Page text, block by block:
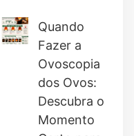
Quando
Fazer a
Ovoscopia
dos Ovos:
Descubra o
Momento